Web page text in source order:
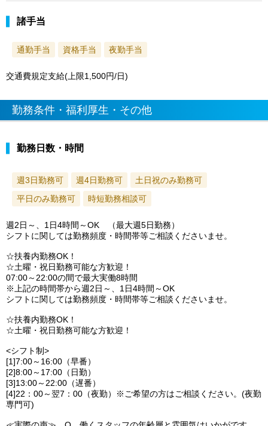
諸手当
通勤手当 資格手当 夜勤手当
交通費規定支給(上限1,500円/日)
勤務条件・福利厚生・その他
勤務日数・時間
週3日勤務可 週4日勤務可
土日祝のみ勤務可
平日のみ勤務可
時短勤務相談可
週2日～、1日4時間～OK （最大週5日勤務）
シフトに関しては勤務頻度・時間帯等ご相談くださいませ。
☆扶養内勤務OK！
☆土曜・祝日勤務可能な方歓迎！
07:00～22:00の間で最大実働8時間
※上記の時間帯から週2日～、1日4時間～OK
シフトに関しては勤務頻度・時間帯等ご相談くださいませ。
☆扶養内勤務OK！
☆土曜・祝日勤務可能な方歓迎！
<シフト制>
[1]7:00～16:00（早番）
[2]8:00～17:00（日勤）
[3]13:00～22:00（遅番）
[4]22：00～翌7：00（夜勤）※ご希望の方はご相談ください。(夜勤
専門可)